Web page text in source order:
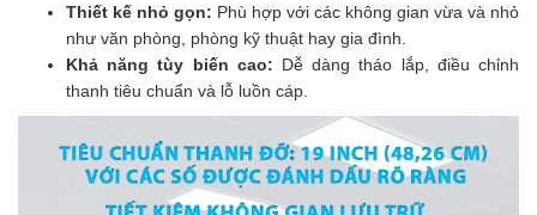
Thiết kế nhỏ gọn: Phù hợp với các không gian vừa và nhỏ
như văn phòng, phòng kỹ thuật hay gia đình.
Khả năng tùy biến cao: Dễ dàng tháo lắp, điều chỉnh
thanh tiêu chuẩn và lỗ luồn cáp.